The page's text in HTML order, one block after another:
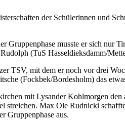
der Schülerinnen und
Gruppenphase musste er sich
(TuS Hasseldieksdamm/
TSV, mit dem er noch vor drei
(Fockbek/Bordesholm) das
mit Lysander Kohlmorgen
streichen. Max Ole Rudnicki
Gruppenphase aus.